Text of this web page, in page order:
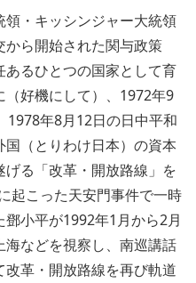
・キッシンジャー大統領
ら開始された関与政策
あるひとつの国家として育
好機にして）、1972年9
1978年8月12日の日中平和
（とりわけ日本）の資本
る「改革・開放路線」を
起こった天安門事件で一時
小平が1992年1月から2月
などを視察し、南巡講話
改革・開放路線を再び軌道